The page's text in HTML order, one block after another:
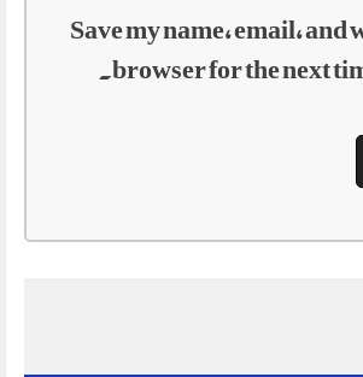
Save my name, email, and
browser for the next